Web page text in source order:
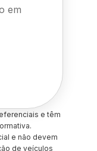
em
e têm
e não devem
de veículos